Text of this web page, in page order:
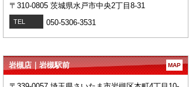
〒310-0805 茨城県水戸市中央2丁目8-31
TEL 050-5306-3531
岩槻店｜岩槻駅前 MAP